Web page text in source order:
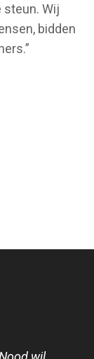
steun. Wij
bidden